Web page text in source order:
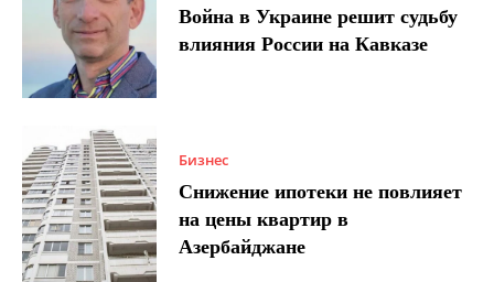
Война в Украине решит судьбу
влияния России на Кавказе
Бизнес
Снижение ипотеки не повлияет
на цены квартир в
Азербайджане